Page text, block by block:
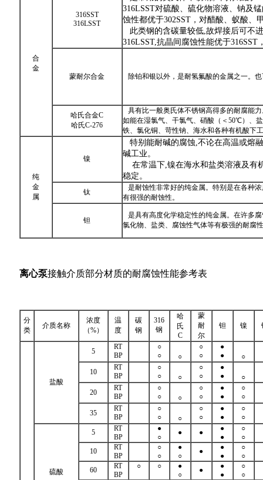
合
金
316SST
316LSST
316LSST对硫酸、硫化物溶液、钠及
蚀性都优于302SST，对醋酸、蚁酸、
此类钢的含碳量较低,故焊接后可不
316LSST,抗晶间腐蚀性能优于316SST
蒙耐尔合金 除铂和银以外，是耐氢氟酸的金属之一。
哈氏合金C
哈氏C-276
具有比一般奥氏体不锈钢高得多的耐腐能
如能在湿氯气、干氯气、硝酸（＜50℃）、
铁、氯化铜、苛性钠、海水和各种有机酸下
纯
金
属
镍
特别能耐碱的腐蚀,不论在高温或熔
碱工业。
在常温下,镍在海水和盐类溶液及有
稳定。
钛
是耐蚀性非常好的纯金属。特别是在各种
有很强的耐蚀性。
钽
是具有高度化学稳定性的纯金属。在许多
氯化物、盐类、腐蚀性气体等有极强的耐腐
离心泵接触介质部分材质的耐腐蚀性能参考表
分
类
介质名称
浓度
（%）
温
度
碳
钢
316
钢
哈
氏
C
蒙
耐
尔
钽 镍
盐酸
5
RT
BP
○
○
○
○
○
●
●
○
10
RT
BP
○
○
○
○
○
●
●
○
20
RT
BP
○
○
○
○
○
●
●
○
○
35
RT
BP
○
○
○
○
○
●
●
○
○
硫酸
5
RT
BP
●
○
● ●
●
●
○
○
10
RT
BP
○
○
●
○
●
●
●
○
○
60
RT
BP
○ ○
●
○
●
●
●
○
○